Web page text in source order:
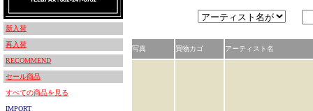
新入荷
再入荷
RECOMMEND
セール商品
すべての商品を見る
IMPORT
写真 買物カゴ アーティスト名